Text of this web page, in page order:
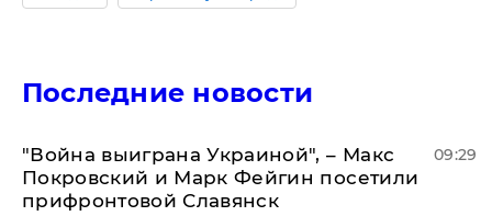
Последние новости
"Война выиграна Украиной", – Макс
Покровский и Марк Фейгин посетили
прифронтовой Славянск
09:29